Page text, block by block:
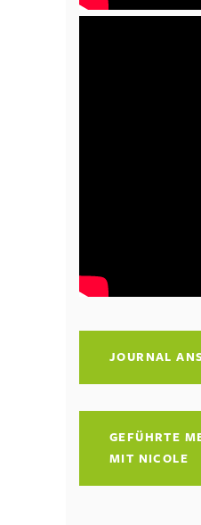
JOURNAL
GEFÜHRTE
MIT NICOLE